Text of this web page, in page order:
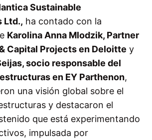
Sustainable
Ltd., ha contado con la
Karolina Anna Mlodzik, Partner
Capital Projects en Deloitte y
socio responsable del
en EY Parthenon,
una visión global sobre el
y destacaron el
que está experimentando
impulsada por